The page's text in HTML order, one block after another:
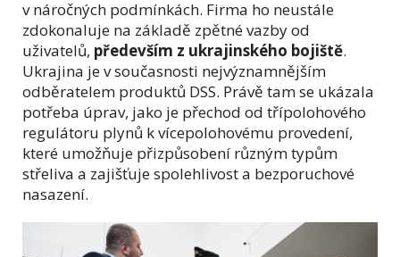
v náročných podmínkách. Firma ho neustále
zdokonaluje na základě zpětné vazby od
uživatelů, především z ukrajinského bojiště.
Ukrajina je v současnosti nejvýznamnějším
odběratelem produktů DSS. Právě tam se ukázala
potřeba úprav, jako je přechod od třípolohového
regulátoru plynů k vícepolohovému provedení,
které umožňuje přizpůsobení různým typům
střeliva a zajišťuje spolehlivost a bezporuchové
nasazení.